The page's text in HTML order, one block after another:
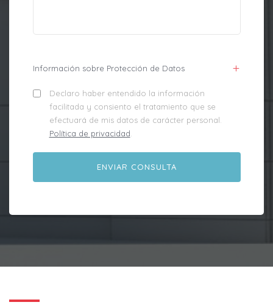
Información sobre Protección de Datos
Declaro haber entendido la información
facilitada y consiento el tratamiento que se
efectuará de mis datos de carácter personal.
Política de privacidad.